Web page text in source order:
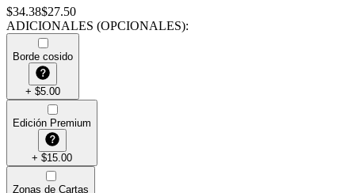
$34.38$27.50
ADICIONALES (OPCIONALES):
Borde cosido
+ $5.00
Edición Premium
+ $15.00
Zonas de Cartas